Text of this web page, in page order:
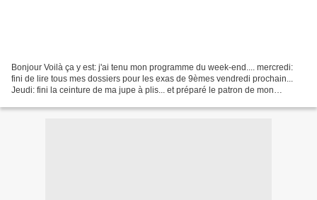
Bonjour Voilà ça y est: j'ai tenu mon programme du week-end.... mercredi:
fini de lire tous mes dossiers pour les exas de 9èmes vendredi prochain...
Jeudi: fini la ceinture de ma jupe à plis... et préparé le patron de mon